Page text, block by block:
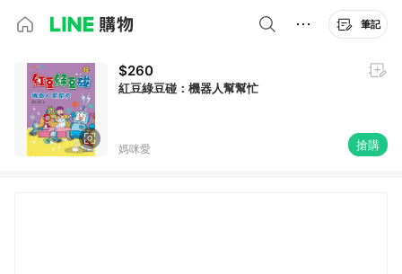
筆記
$260
紅豆綠豆碰：機器人幫幫忙
媽咪愛 搶購